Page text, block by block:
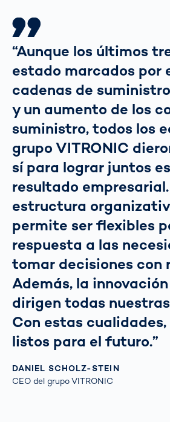
“Aunque los últimos
estado marcados por
cadenas de
y un aumento de los
suministro, todos los
grupo VITRONIC
sí para lograr juntos
resultado
estructura
permite ser flexibles
respuesta a las
tomar decisiones con
Además, la
dirigen todas
Con estas
listos para el futuro.”
DANIEL SCHOLZ-STEIN
CEO del grupo VITRONIC